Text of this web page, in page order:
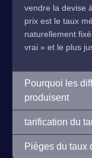
vendre la devise
prix est le taux
naturellement
vrai » et le plus
Pourquoi les
produisent
tarification du
Pièges du taux